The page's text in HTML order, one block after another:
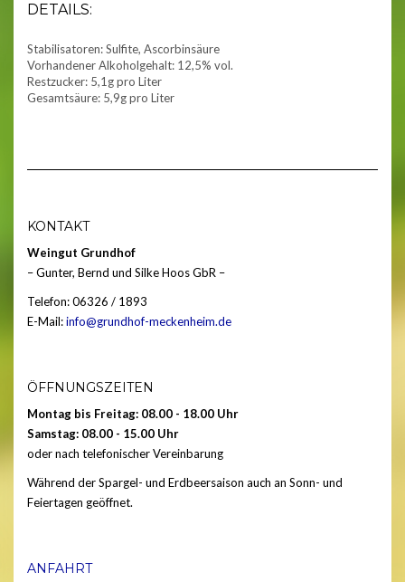
DETAILS:
Stabilisatoren: Sulfite, Ascorbinsäure
Vorhandener Alkoholgehalt: 12,5% vol.
Restzucker: 5,1g pro Liter
Gesamtsäure: 5,9g pro Liter
KONTAKT
Weingut Grundhof
– Gunter, Bernd und Silke Hoos GbR –
Telefon: 06326 / 1893
E-Mail:info@grundhof-meckenheim.de
ÖFFNUNGSZEITEN
Montag bis Freitag: 08.00 - 18.00 Uhr
Samstag: 08.00 - 15.00 Uhr
oder nach telefonischer Vereinbarung
Während der Spargel- und Erdbeersaison auch an Sonn- und
Feiertagen geöffnet.
ANFAHRT